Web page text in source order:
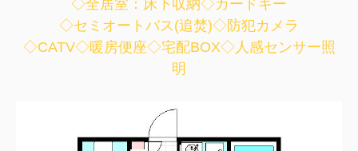
◇全居室：床下収納◇カードキー
◇セミオートバス(追焚)◇防犯カメラ
◇CATV◇暖房便座◇宅配BOX◇人感センサー照
明